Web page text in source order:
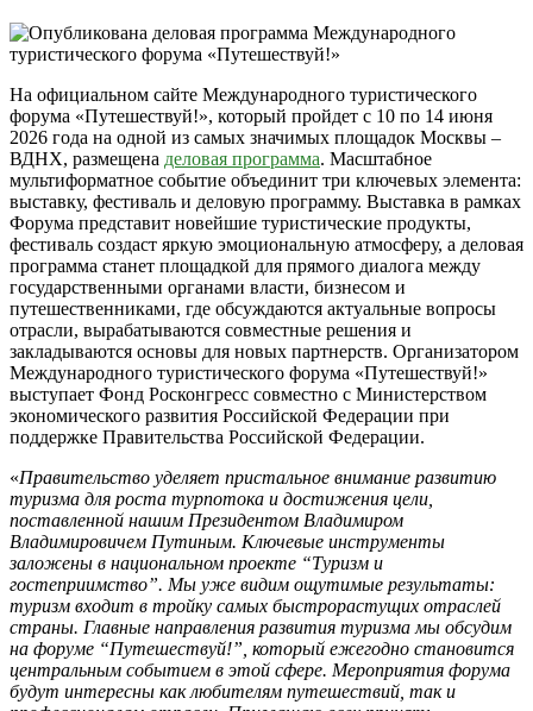
На официальном сайте Международного туристического
форума «Путешествуй!», который пройдет с 10 по 14 июня
2026 года на одной из самых значимых площадок Москвы –
ВДНХ, размещена деловая программа. Масштабное
мультиформатное событие объединит три ключевых элемента:
выставку, фестиваль и деловую программу. Выставка в рамках
Форума представит новейшие туристические продукты,
фестиваль создаст яркую эмоциональную атмосферу, а деловая
программа станет площадкой для прямого диалога между
государственными органами власти, бизнесом и
путешественниками, где обсуждаются актуальные вопросы
отрасли, вырабатываются совместные решения и
закладываются основы для новых партнерств. Организатором
Международного туристического форума «Путешествуй!»
выступает Фонд Росконгресс совместно с Министерством
экономического развития Российской Федерации при
поддержке Правительства Российской Федерации.
«Правительство уделяет пристальное внимание развитию
туризма для роста турпотока и достижения цели,
поставленной нашим Президентом Владимиром
Владимировичем Путиным. Ключевые инструменты
заложены в национальном проекте “Туризм и
гостеприимство”. Мы уже видим ощутимые результаты:
туризм входит в тройку самых быстрорастущих отраслей
страны. Главные направления развития туризма мы обсудим
на форуме “Путешествуй!”, который ежегодно становится
центральным событием в этой сфере. Мероприятия форума
будут интересны как любителям путешествий, так и